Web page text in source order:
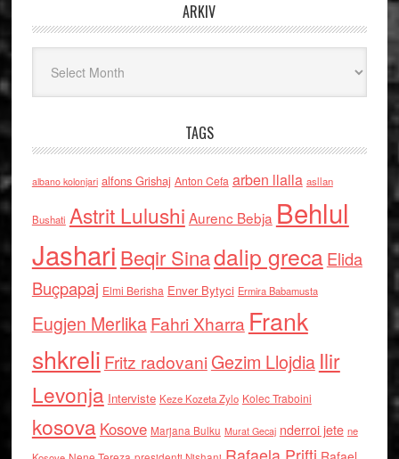
ARKIV
TAGS
albano kolonjari alfons Grishaj Anton Cefa arben llalla asllan
Bushati Astrit Lulushi Aurenc Bebja Behlul
Jashari Beqir Sinadalip grecaElida
Buçpapaj Elmi Berisha Enver Bytyci Ermira Babamusta
Eugjen MerlikaFahri Xharra Frank
shkreli Fritz radovaniGezim Llojdia Ilir
Levonja Interviste Keze Kozeta Zylo Kolec Traboini
kosova Kosove Marjana Bulku Murat Gecaj nderroi jete ne